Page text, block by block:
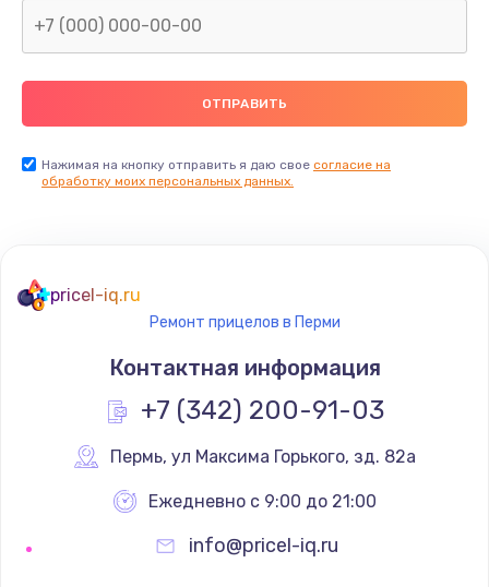
Нажимая на кнопку отправить я даю свое согласие на
обработку моих персональных данных.
pricel-iq.ru
Ремонт прицелов в Перми
Контактная информация
+7 (342) 200-91-03
Пермь, ул Максима Горького, зд. 82а
Ежедневно с 9:00 до 21:00
info@pricel-iq.ru